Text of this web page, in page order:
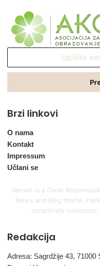
Email
Brzi linkovi
O nama
Kontakt
Impressum
Učlani se
Jannah is a Clean
News and Blog theme.
completely
Redakcija
Adresa: Sagrdžije 43, 71000